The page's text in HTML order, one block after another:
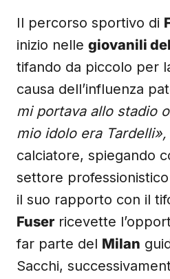
Il percorso sportivo di
inizio nelle giovanili
tifando da piccolo per
causa dell’influenza
mi portava allo stadio
mio idolo era Tardelli»,
calciatore, spiegando
settore
il suo rapporto con il
Fuser ricevette
far parte del Milan
Sacchi,